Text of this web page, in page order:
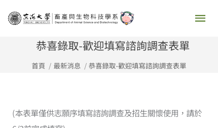
主
恭喜錄取-歡迎填寫諮詢調查表單
首頁 最新消息 恭喜錄取-歡迎填寫諮詢調查表單
(本表單僅供志願序填寫諮詢調查及招生關懷使用，請於